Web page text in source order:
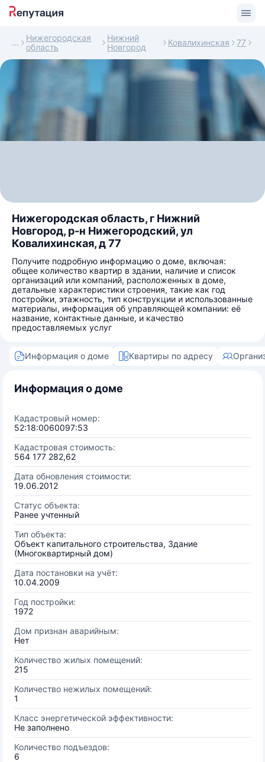
Нижегородская
область
Нижний
Новгород
Ковалихинская 77
Нижегородская область, г Нижний
Новгород, р-н Нижегородский, ул
Ковалихинская, д 77
Получите подробную информацию о доме, включая:
общее количество квартир в здании, наличие и список
организаций или компаний, расположенных в доме,
детальные характеристики строения, такие как год
постройки, этажность, тип конструкции и использованные
материалы, информация об управляющей компании: её
название, контактные данные, и качество
предоставляемых услуг
Информация о доме Квартиры по адресу
Информация о доме
Кадастровый номер:
52:18:0060097:53
Кадастровая стоимость:
564 177 282,62
Дата обновления стоимости:
19.06.2012
Статус объекта:
Ранее учтенный
Тип объекта:
Объект капитального строительства, Здание
(Многоквартирный дом)
Дата постановки на учёт:
10.04.2009
Год постройки:
1972
Дом признан аварийным:
Нет
Количество жилых помещений:
215
Количество нежилых помещений:
1
Класс энергетической эффективности:
Не заполнено
Количество подъездов:
6